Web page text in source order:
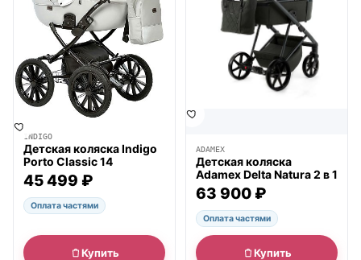
INDIGO
Детская коляска Indigo
Porto Classic 14
45 499 ₽
Оплата частями
Купить
ADAMEX
Детская коляска
Adamex Delta Natura 2 в 1
63 900 ₽
Оплата частями
Купить